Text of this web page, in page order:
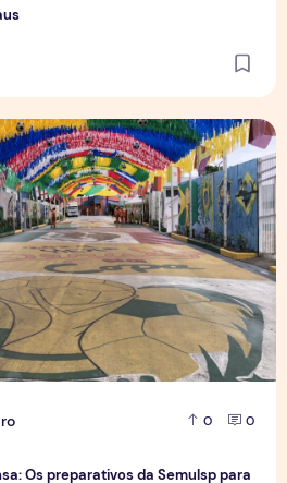
0 0
Os preparativos da Semulsp para
Os preparativos da Semulsp